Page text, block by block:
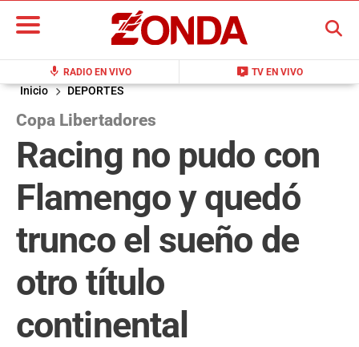
mic RADIO EN VIVO live_tv TV EN VIVO
BUSCAR
Inicio DEPORTES
Copa Libertadores
Racing no pudo con
Flamengo y quedó
trunco el sueño de
otro título
continental